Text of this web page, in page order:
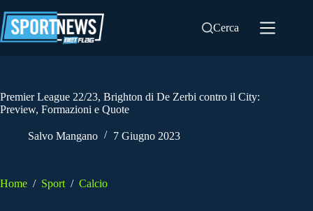
al
contenuto
Cerca
Premier League 22/23, Brighton di De Zerbi contro il City:
Preview, Formazioni e Quote
Salvo Mangano 7 Giugno 2023
Home / Sport / Calcio